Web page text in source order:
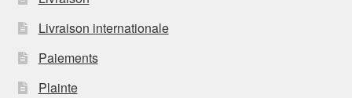
Livraison internationale
Paiements
Plainte